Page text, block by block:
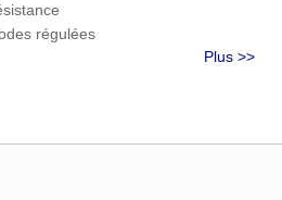
régulées
Plus >>